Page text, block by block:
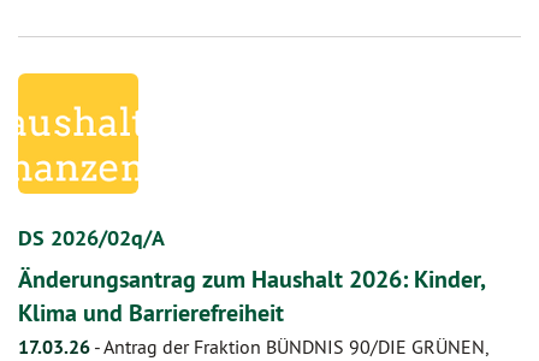
DS 2026/02q/A
Änderungsantrag zum Haushalt 2026: Kinder,
Klima und Barrierefreiheit
17.03.26 -Antrag der Fraktion BÜNDNIS 90/DIE GRÜNEN,